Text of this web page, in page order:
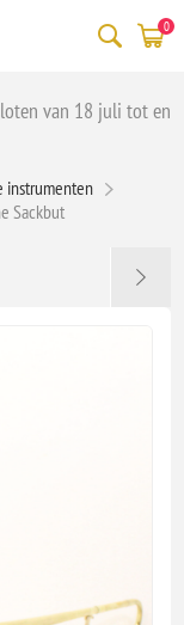
0
van 18 juli tot en
instrumenten
Sackbut